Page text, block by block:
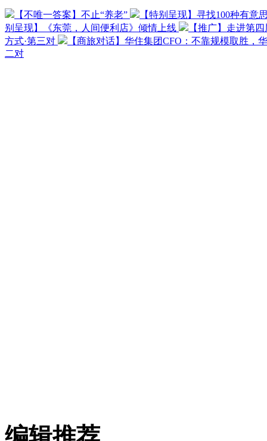
【不唯一答案】不止“养老”
【特别呈现】寻找100种有意
别呈现】《东莞，人间便利店》倾情上线
【推广】走进第
方式·第三对
【商旅对话】华住集团CFO：不靠规模取胜，
二对